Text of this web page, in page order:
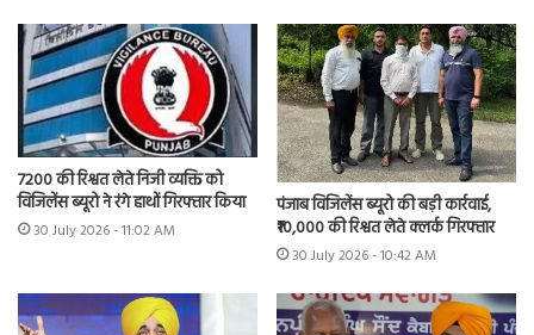
7200 की रिश्वत लेते निजी व्यक्ति को
विजिलेंस ब्यूरो ने रंगे हाथों गिरफ्तार किया
30 July 2026 - 11:02 AM
पंजाब विजिलेंस ब्यूरो की बड़ी कार्रवाई,
₹10,000 की रिश्वत लेते क्लर्क गिरफ्तार
30 July 2026 - 10:42 AM